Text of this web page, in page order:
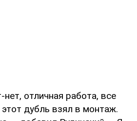
отличная работа, все
дубль взял в монтаж.